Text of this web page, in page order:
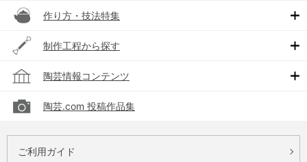
作り方・技法特集
制作工程から探す
陶芸情報コンテンツ
陶芸.com 投稿作品集
ご利用ガイド